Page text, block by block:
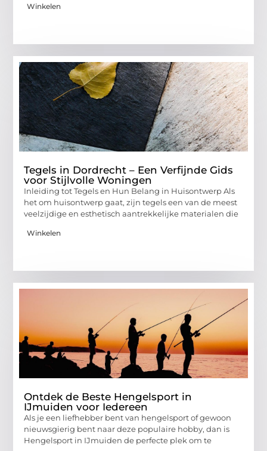
Winkelen
Tegels in Dordrecht – Een Verfijnde Gids
voor Stijlvolle Woningen
Inleiding tot Tegels en Hun Belang in Huisontwerp Als
het om huisontwerp gaat, zijn tegels een van de meest
veelzijdige en esthetisch aantrekkelijke materialen die
Winkelen
Ontdek de Beste Hengelsport in
IJmuiden voor Iedereen
Als je een liefhebber bent van hengelsport of gewoon
nieuwsgierig bent naar deze populaire hobby, dan is
Hengelsport in IJmuiden de perfecte plek om te